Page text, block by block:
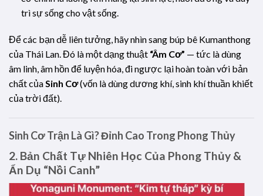
trì sự sống cho vật sống.
Để các bạn dễ liên tưởng, hãy nhìn sang búp bê Kumanthong
của Thái Lan. Đó là một dạng thuật “Âm Cơ” — tức là dùng
âm linh, âm hồn để luyện hóa, đi ngược lại hoàn toàn với bản
chất củaSinh Cơ(vốn là dùng dương khí, sinh khí thuần khiết
của trời đất).
Sinh Cơ Trận Là Gì? Đỉnh Cao Trong Phong Thủy
2. Bản Chất Tự Nhiên Học Của Phong Thủy &
Ẩn Dụ “Nồi Canh”